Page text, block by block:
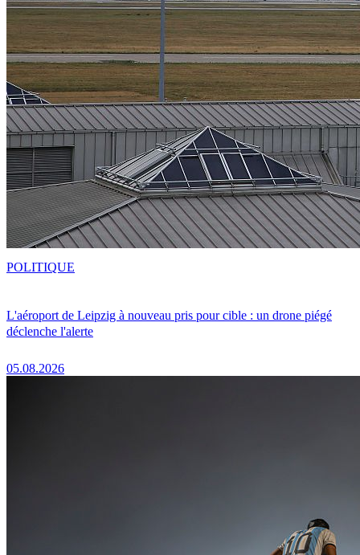
L'aéroport de Leipzig à nouveau pris pour cible : un drone piégé
déclenche l'alerte
05.08.2026
POLITIQUE